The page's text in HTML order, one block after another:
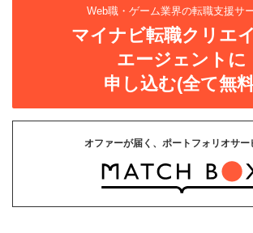
Web職・ゲーム業界の転職支援サ
マイナビ転職クリエ
エージェントに
申し込む(全て無
オファーが届く、ポートフォリオサー